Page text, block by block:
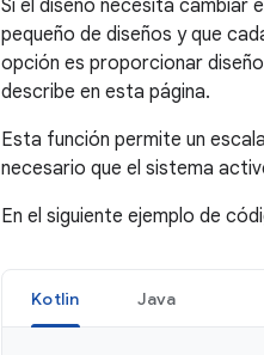
Si el diseño necesita cambiar
pequeño de diseños y que
opción es proporcionar
describe en esta página.
Esta función permite un
necesario que el sistema
En el siguiente ejemplo de
Kotlin Java